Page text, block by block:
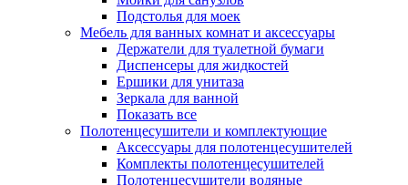
Подстолья для моек
Мебель для ванных комнат и аксессуары
Держатели для туалетной бумаги
Диспенсеры для жидкостей
Ершики для унитаза
Зеркала для ванной
Показать все
Полотенцесушители и комплектующие
Аксессуары для полотенцесушителей
Комплекты полотенцесушителей
Полотенцесушители водяные